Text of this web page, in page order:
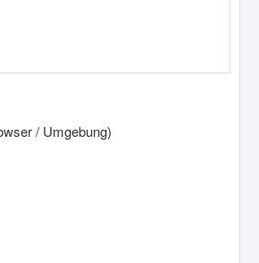
/ Umgebung)